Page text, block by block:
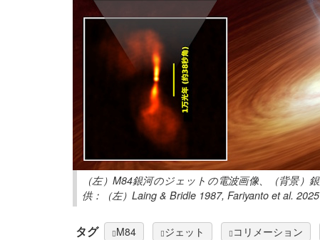
（左）M84銀河のジェットの電波画像、（背景
供：（左）Laing & Bridle 1987, Fariyanto et al.
タグ M84 ジェット コリメーション